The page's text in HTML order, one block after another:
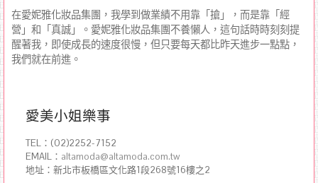
在愛妮雅化妝品集團，我學到做業績不用靠「搶」，而是靠「經
營」和「真誠」。愛妮雅化妝品集團不養懶人，這句話時時刻刻提
醒著我，即使成長的速度很慢，但只要每天都比昨天進步一點點，
我們就在前進。
愛美小姐樂事
TEL：(02)2252-7152
EMAIL： altamoda@altamoda.com.tw
地址：新北市板橋區文化路1段268號16樓之2